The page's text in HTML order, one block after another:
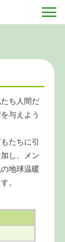
ち人間だ
与えよう
たちに引
し、メン
地球温暖
。